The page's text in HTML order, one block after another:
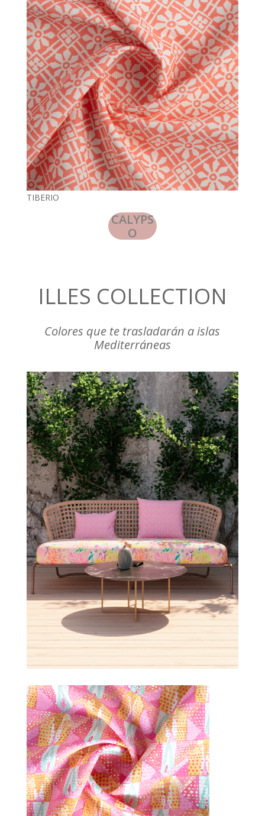
TIBERIO
CALYPS
O
ILLES COLLECTION
Colores que te trasladarán a islas
Mediterráneas